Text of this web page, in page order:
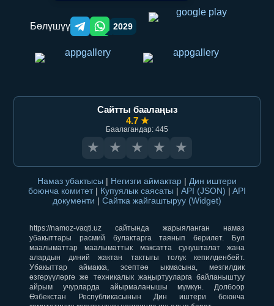
Бөлүшүү Telegram orqali ulashish
WhatsApp orqali ulashish
2029
Сайтты баалаңыз
4.7 ★
Баалагандар: 445
★ ★ ★ ★ ★
Намаз убактысы | Негизги аймактар | Дин иштери
боюнча комитет | Купуялык саясаты | API (JSON) | API
документи | Сайтка жайгаштыруу (Widget)
https://namoz-vaqti.uz сайтында жарыяланган намаз
убакыттары расмий булактарга таянып берилет. Бул
маалыматтар маалыматтык максатта сунушталат жана
алардын диний жактан тактыгы толук кепилденбейт.
Убакыттар аймакка, эсептөө ыкмасына, мезгилдик
өзгөрүүлөргө же техникалык жаңыртууларга байланыштуу
айрым учурларда айырмаланышы мүмкүн. Долбоор
Өзбекстан Республикасынын Дин иштери боюнча